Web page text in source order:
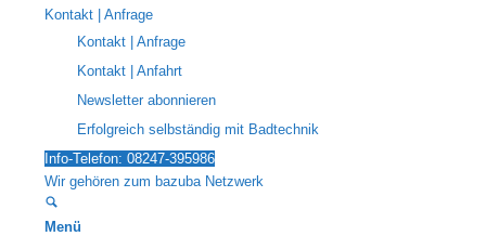
Kontakt | Anfrage
Kontakt | Anfrage
Kontakt | Anfahrt
Newsletter abonnieren
Erfolgreich selbständig mit Badtechnik
Info-Telefon: 08247-395986
Wir gehören zum bazuba Netzwerk
Menü